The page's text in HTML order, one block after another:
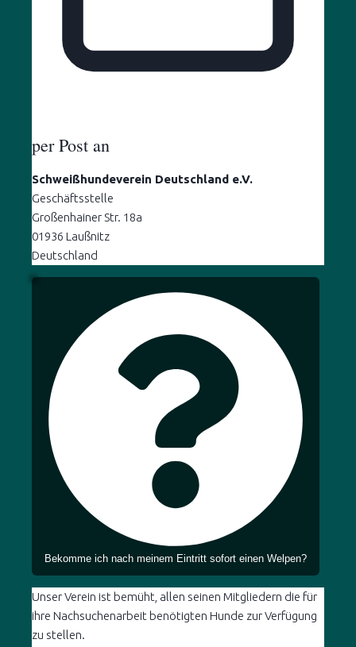
per Post an
Schweißhundeverein Deutschland e.V.
Geschäftsstelle
Großenhainer Str. 18a
01936 Laußnitz
Deutschland
Bekomme ich nach meinem Eintritt sofort einen Welpen?
Unser Verein ist bemüht, allen seinen Mitgliedern die für
ihre Nachsuchenarbeit benötigten Hunde zur Verfügung
zu stellen.